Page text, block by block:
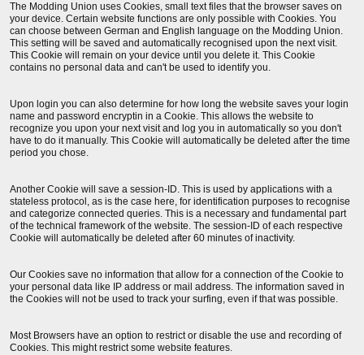
The Modding Union uses Cookies, small text files that the browser saves on
your device. Certain website functions are only possible with Cookies. You
can choose between German and English language on the Modding Union.
This setting will be saved and automatically recognised upon the next visit.
This Cookie will remain on your device until you delete it. This Cookie
contains no personal data and can't be used to identify you.
Upon login you can also determine for how long the website saves your login
name and password encryptin in a Cookie. This allows the website to
recognize you upon your next visit and log you in automatically so you don't
have to do it manually. This Cookie will automatically be deleted after the time
period you chose.
Another Cookie will save a session-ID. This is used by applications with a
stateless protocol, as is the case here, for identification purposes to recognise
and categorize connected queries. This is a necessary and fundamental part
of the technical framework of the website. The session-ID of each respective
Cookie will automatically be deleted after 60 minutes of inactivity.
Our Cookies save no information that allow for a connection of the Cookie to
your personal data like IP address or mail address. The information saved in
the Cookies will not be used to track your surfing, even if that was possible.
Most Browsers have an option to restrict or disable the use and recording of
Cookies. This might restrict some website features.